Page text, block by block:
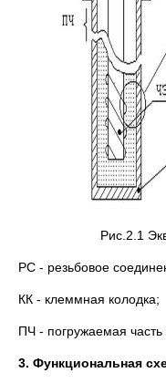
Рис.2.1
РС - резьбовое
КК - клеммная колодка;
ПЧ - погружаемая
3. Функциональная